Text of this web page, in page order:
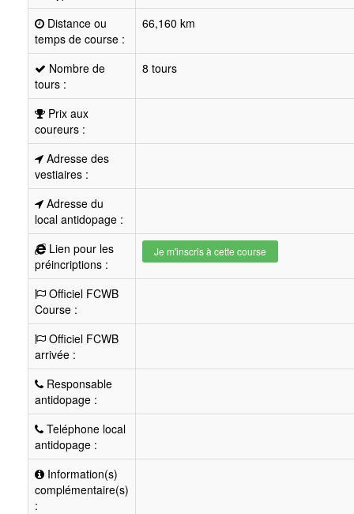
Distance ou
temps de course :
66,160 km
Nombre de
tours :
8 tours
Prix aux
coureurs :
Adresse des
vestiaires :
Adresse du
local antidopage :
Lien pour les
préincriptions :
Je m'inscris à cette course
Officiel FCWB
Course :
Officiel FCWB
arrivée :
Responsable
antidopage :
Teléphone local
antidopage :
Information(s)
complémentaire(s)
: